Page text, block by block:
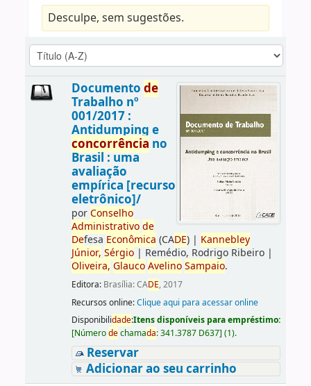
Desculpe, sem sugestões.
Documento de
Trabalho nº
001/2017 :
Antidumping e
concorrência no
Brasil : uma
avaliação
empírica [recurso
eletrônico]/
porConselho
Administrativo de
Defesa Econômica (CADE)| Kannebley
Júnior, Sérgio| Remédio, Rodrigo Ribeiro|
Oliveira, Glauco Avelino Sampaio.
Editora: Brasília: CADE, 2017
Recursos online:Clique aqui para acessar online
Disponibilidade:Itens disponíveis para empréstimo:
[Númerodechamada:341.3787 D637] (1).
Reservar
Adicionar ao seu carrinho